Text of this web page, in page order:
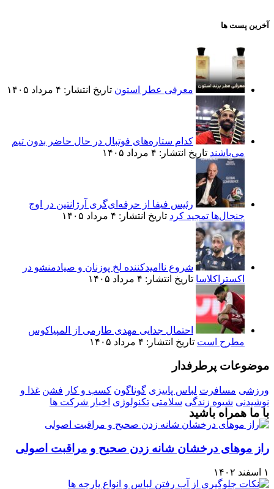
آخرین پست ها
معرفی عطر استون تاریخ انتشار: ۴ مرداد ۱۴۰۵
کدام ستاره‌های فوتبال در حال حاضر بدون تیم
می‌باشند تاریخ انتشار: ۴ مرداد ۱۴۰۵
رئیس فیفا از حرفه‌ای‌گری آرژانتین در اوج
جنجال‌ها تمجید کرد تاریخ انتشار: ۴ مرداد ۱۴۰۵
شروع ناامیدکننده لخ پوزنان و صیادمنشو در
اکستراکلاسا تاریخ انتشار: ۴ مرداد ۱۴۰۵
احتمال جدایی مهدی طارمی از المپیاکوس
مطرح است تاریخ انتشار: ۴ مرداد ۱۴۰۵
موضوعات پرطرفدار
ورزشی مسافرت لباس پاییزی گوناگون کسب و کار فشن غذا و
نوشیدنی شیوه زندگی سلامتی تکنولوژی اخبار شرکت ها
با ما همراه باشید
راز موهای درخشان شانه زدن صحیح و مراقبت اصولی
۱ اسفند ۱۴۰۲